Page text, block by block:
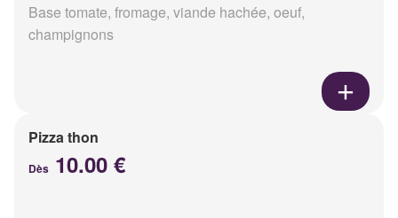
Base tomate, fromage, viande hachée, oeuf,
champignons
Pizza thon
Dès 10.00 €